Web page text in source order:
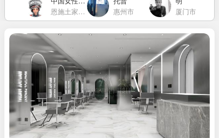
恩施土家族苗族自治州
惠州市
厦门市